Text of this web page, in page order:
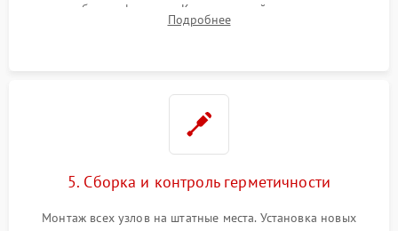
патрубках и фильтрах. Компонентный ремонт платы
управления, восстановление поврежденной проводки.
Подробнее
5. Сборка и контроль герметичности
Монтаж всех узлов на штатные места. Установка новых